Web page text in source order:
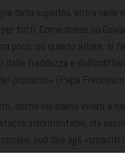
della superbia, entra
tutti. Come scese su
poco, su questo altare, si
dalla freddezza e
prossimo» (Papa
anche noi siamo inviati a
insormontabili, chi
può dire agli